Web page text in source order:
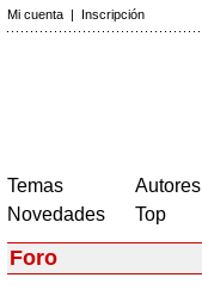
Mi cuenta | Inscripción
Temas
Novedades
Autores
Top
Foro